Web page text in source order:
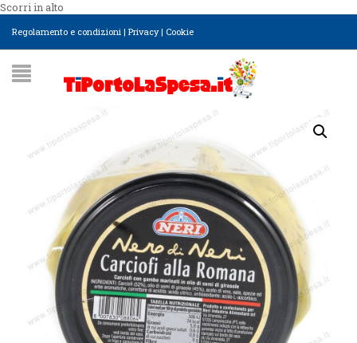
Scorri in alto
Regolamento e condizioni | Privacy| Cookie